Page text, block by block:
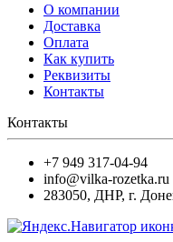
О компании
Доставка
Оплата
Как купить
Реквизиты
Контакты
Контакты
+7 949 317-04-94
info@vilka-rozetka.ru
283050, ДНР, г.